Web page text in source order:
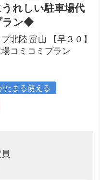
れしい駐車場代
ラン◆
北陸 富山 【早３０】
コミコミプラン
たまる使える